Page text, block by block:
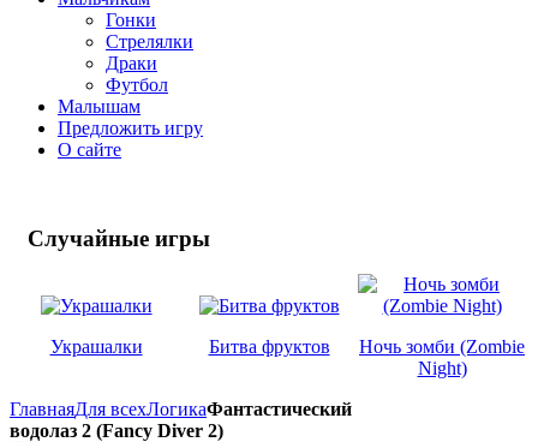
Гонки
Стрелялки
Драки
Футбол
Малышам
Предложить игру
О сайте
Случайные игры
Украшалки Битва фруктов
Ночь зомби (Zombie
Night)
ГлавнаяДля всехЛогикаФантастический
водолаз 2 (Fancy Diver 2)